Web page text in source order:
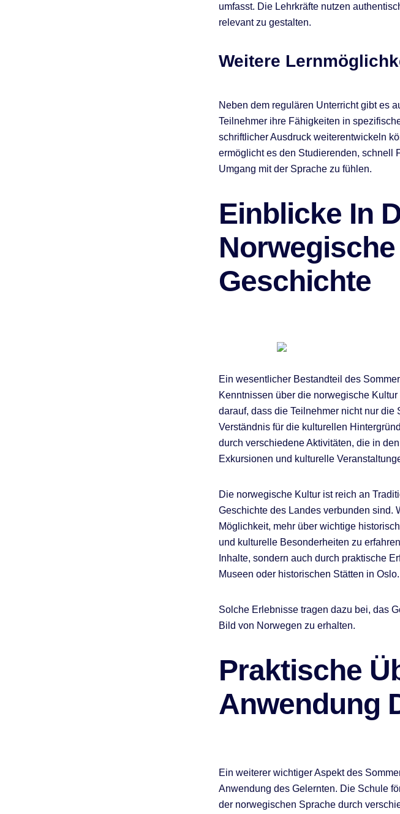
umfasst. Die Lehrkräfte nutzen
relevant zu gestalten.
Weitere
Neben dem regulären Unterricht gibt es
Teilnehmer ihre Fähigkeiten in
schriftlicher Ausdruck weiterentwickeln
ermöglicht es den Studierenden, schnell
Umgang mit der Sprache zu fühlen.
Einblicke In
Geschichte
Ein wesentlicher Bestandteil des
Kenntnissen über die norwegische
darauf, dass die Teilnehmer nicht nur
Verständnis für die kulturellen
durch verschiedene Aktivitäten, die in
Exkursionen und kulturelle
Die norwegische Kultur ist reich an
Geschichte des Landes verbunden sind.
Möglichkeit, mehr über wichtige
und kulturelle Besonderheiten zu
Inhalte, sondern auch durch praktische
Museen oder historischen Stätten in Oslo.
Solche Erlebnisse tragen dazu bei, das
Bild von Norwegen zu erhalten.
Praktische
Anwendung
Ein weiterer wichtiger Aspekt des
Anwendung des Gelernten. Die Schule
der norwegischen Sprache durch